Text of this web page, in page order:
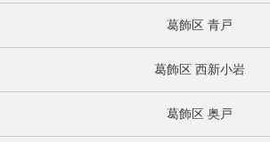
葛飾区 青戸
葛飾区 西新小岩
葛飾区 奥戸